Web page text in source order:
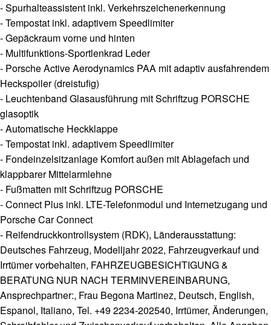
- Spurhalteassistent inkl. Verkehrszeichenerkennung
- Tempostat inkl. adaptivem Speedlimiter
- Gepäckraum vorne und hinten
- Multifunktions-Sportlenkrad Leder
- Porsche Active Aerodynamics PAA mit adaptiv ausfahrendem
Heckspoiler (dreistufig)
- Leuchtenband Glasausführung mit Schriftzug PORSCHE
glasoptik
- Automatische Heckklappe
- Tempostat inkl. adaptivem Speedlimiter
- Fondeinzelsitzanlage Komfort außen mit Ablagefach und
klappbarer Mittelarmlehne
- Fußmatten mit Schriftzug PORSCHE
- Connect Plus inkl. LTE-Telefonmodul und Internetzugang und
Porsche Car Connect
- Reifendruckkontrollsystem (RDK), Länderausstattung:
Deutsches Fahrzeug, Modelljahr 2022, Fahrzeugverkauf und
Irrtümer vorbehalten, FAHRZEUGBESICHTIGUNG &
BERATUNG NUR NACH TERMINVEREINBARUNG,
Ansprechpartner:, Frau Begona Martinez, Deutsch, English,
Espanol, Italiano, Tel. +49 2234-202540, Irrtümer, Änderungen,